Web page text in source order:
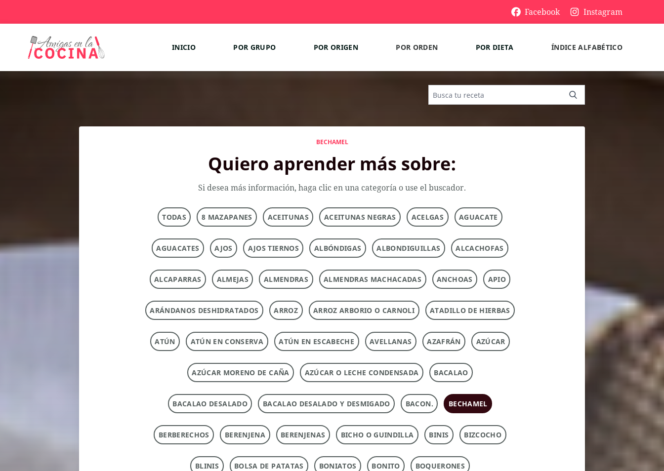
Facebook Instagram
INICIO POR GRUPO POR ORIGEN POR ORDEN POR DIETA ÍNDICE ALFABÉTICO
BECHAMEL
Quiero aprender más sobre:
Si desea más información, haga clic en una categoría o use el buscador.
TODAS 8 MAZAPANES ACEITUNAS ACEITUNAS NEGRAS ACELGAS AGUACATE
AGUACATES AJOS AJOS TIERNOS ALBÓNDIGAS ALBONDIGUILLAS ALCACHOFAS
ALCAPARRAS ALMEJAS ALMENDRAS ALMENDRAS MACHACADAS ANCHOAS APIO
ARÁNDANOS DESHIDRATADOS ARROZ ARROZ ARBORIO O CARNOLI ATADILLO DE HIERBAS
ATÚN ATÚN EN CONSERVA ATÚN EN ESCABECHE AVELLANAS AZAFRÁN AZÚCAR
AZÚCAR MORENO DE CAÑA AZÚCAR O LECHE CONDENSADA BACALAO
BACALAO DESALADO BACALAO DESALADO Y DESMIGADO BACON. BECHAMEL
BERBERECHOS BERENJENA BERENJENAS BICHO O GUINDILLA BINIS BIZCOCHO
BLINIS BOLSA DE PATATAS BONIATOS BONITO BOQUERONES